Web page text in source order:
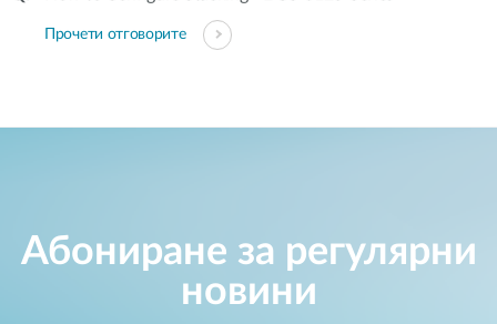
Прочети отговорите
Абониране за регулярни
новини